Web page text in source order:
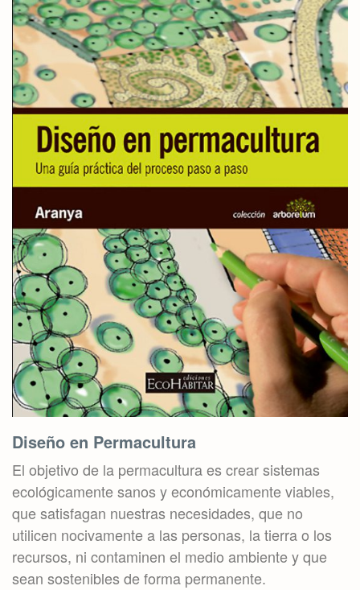
Diseño en Permacultura
El objetivo de la permacultura es crear sistemas
ecológicamente sanos y económicamente viables,
que satisfagan nuestras necesidades, que no
utilicen nocivamente a las personas, la tierra o los
recursos, ni contaminen el medio ambiente y que
sean sostenibles de forma permanente.